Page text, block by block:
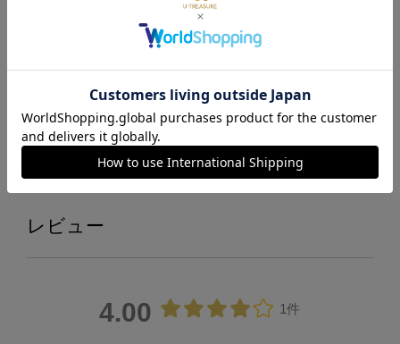
発送予定日は、ご注文状況により変動する場合がございま
から記載の納期がかかりますのでご了承ください。
レビュー
4.00 1件